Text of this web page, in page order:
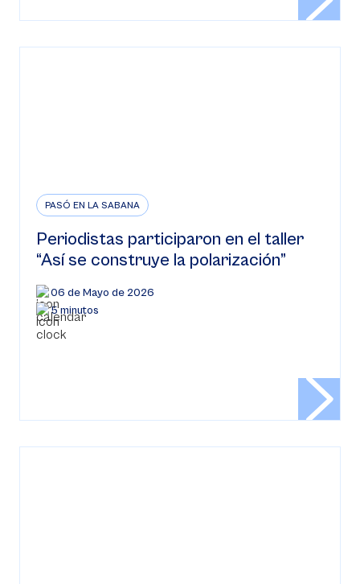
PASÓ EN LA SABANA
Periodistas participaron en el taller
“Así se construye la polarización”
06 de Mayo de 2026
5 minutos